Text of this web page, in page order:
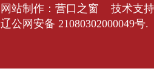
网站制作： 营口之窗
技术支
辽公网安备 21080302000049号.